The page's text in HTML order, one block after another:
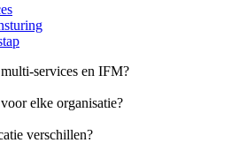
en IFM?
elke organisatie?
verschillen?